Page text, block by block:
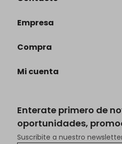
Enterate primero de
oportunidades,
Suscribite a nuestro
Empresa
Compra
Mi cuenta